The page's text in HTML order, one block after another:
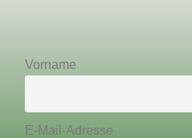
Vorname
E-Mail-Adresse